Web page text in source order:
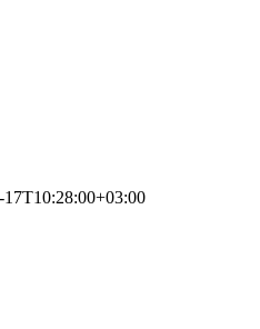
17T10:28:00+03:00